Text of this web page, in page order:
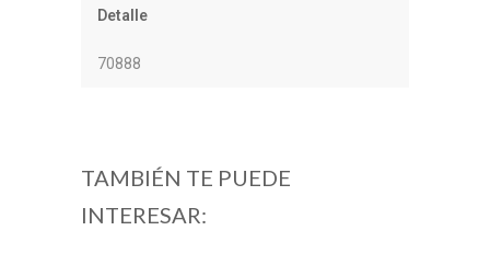
Detalle
70888
TAMBIÉN TE PUEDE
INTERESAR: